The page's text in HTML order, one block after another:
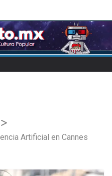
Artificial en Cannes